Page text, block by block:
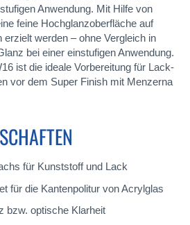
Anwendung. Mit Hilfe von
feine Hochglanzoberfläche auf
werden – ohne Vergleich in
bei einer einstufigen Anwendung.
ist die ideale Vorbereitung für Lack-
vor dem Super Finish mit Menzerna
für Kunststoff und Lack
für die Kantenpolitur von Acrylglas
bzw. optische Klarheit